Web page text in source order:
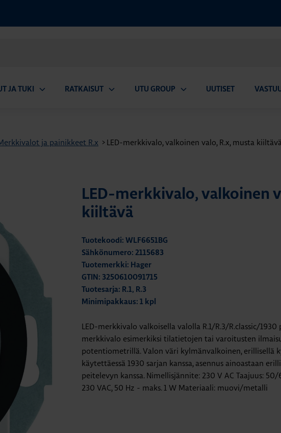
JA TUKI RATKAISUT UTU GROUP UUTISET
ja painikkeet R.x > LED-merkkivalo, valkoinen valo, R.x, musta
LED-merkkivalo, valkoinen
kiiltävä
Tuotekoodi: WLF6651BG
Sähkönumero: 2115683
Tuotemerkki: Hager
GTIN: 3250610091715
Tuotesarja: R.1, R.3
Minimipakkaus: 1 kpl
LED-merkkivalo valkoisella valolla R.1/R.3/R.classic/
merkkivalo esimerkiksi tilatietojen tai varoitusten
potentiometrillä. Valon väri kylmänvalkoinen, erillisellä
käytettäessä 1930 sarjan kanssa, asennus ainoastaan
peitelevyn kanssa. Nimellisjännite: 230 V AC Taajuus:
230 VAC, 50 Hz - maks. 1 W Materiaali: muovi/metalli